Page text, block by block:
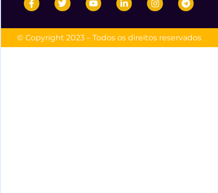
© Copyright 2023 – Todos os direitos reservados